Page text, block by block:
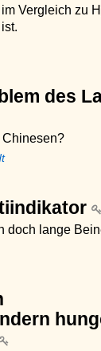
Vergleich zu
des
doch lange